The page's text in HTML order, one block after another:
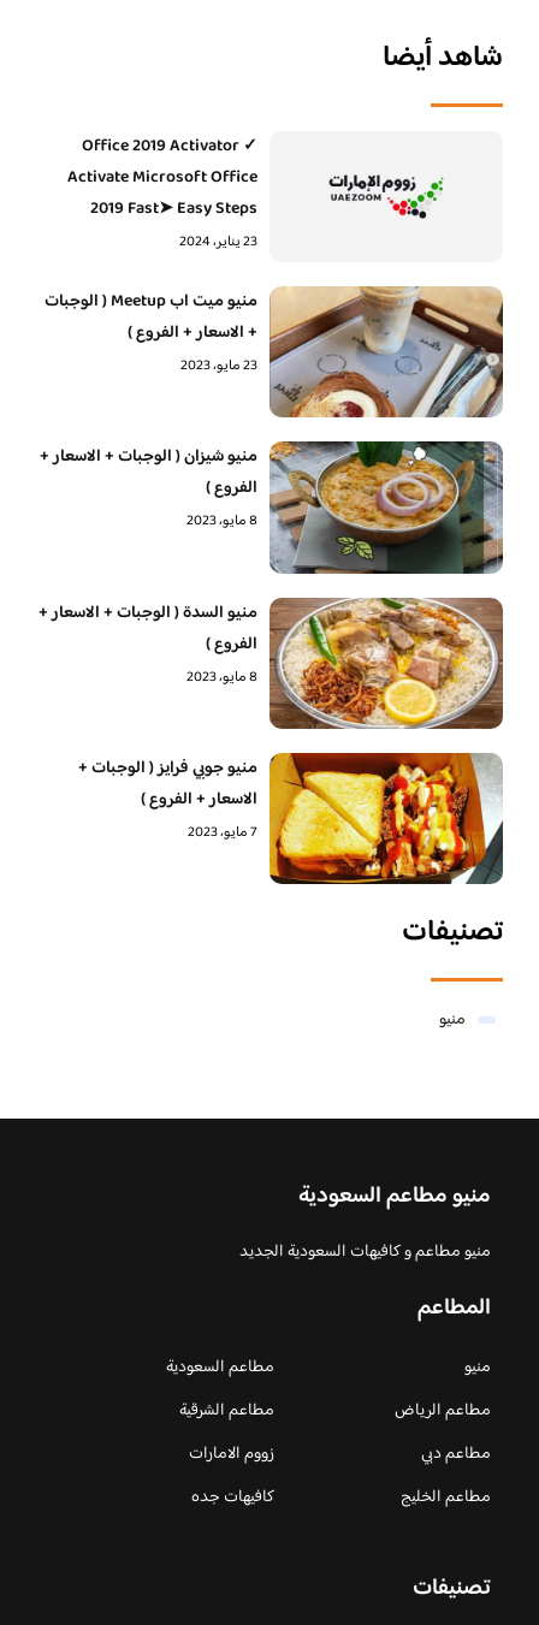
شاهد أيضا
Office 2019 Activator ✓
Activate Microsoft Office
2019 Fast➤ Easy Steps
23 يناير، 2024
منيو ميت اب Meetup ( الوجبات
+ الاسعار + الفروع )
23 مايو، 2023
منيو شيزان ( الوجبات + الاسعار +
الفروع )
8 مايو، 2023
منيو السدة ( الوجبات + الاسعار +
الفروع )
8 مايو، 2023
منيو جوبي فرايز ( الوجبات +
الاسعار + الفروع )
7 مايو، 2023
تصنيفات
منيو
منيو مطاعم السعودية
منيو مطاعم و كافيهات السعودية الجديد
المطاعم
منيو
مطاعم السعودية
مطاعم الرياض
مطاعم الشرقية
مطاعم دبي
زووم الامارات
مطاعم الخليج
كافيهات جده
تصنيفات